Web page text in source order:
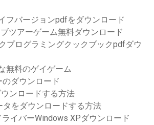
フバージョンpdfをダウンロード
ツアーゲーム無料ダウンロード
プログラミングクックブックpdfダウ
無料のゲイゲーム
ダウンロード
ンロードする方法
タをダウンロードする方法
イバーWindows XPダウンロード